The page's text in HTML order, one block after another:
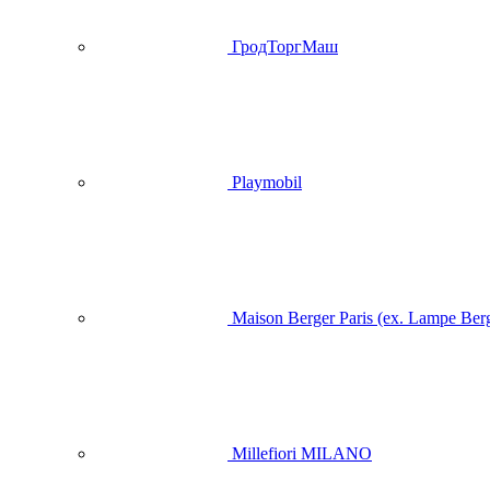
ГродТоргМаш
Playmobil
Maison Berger Paris (ex. Lampe
Millefiori MILANO